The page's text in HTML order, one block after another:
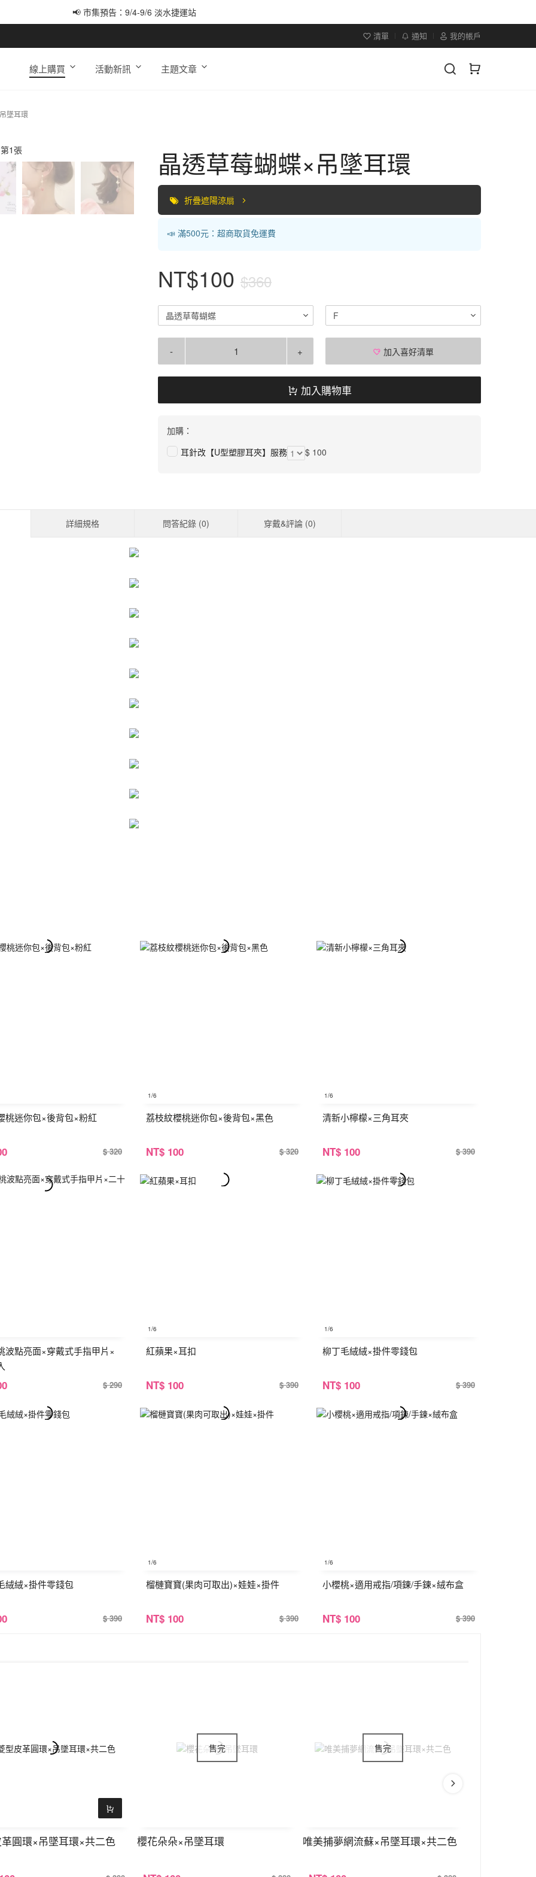
📢 市集預告：9/4-9/6 淡水捷運站
清單 通知 我的帳戶
線上購買 活動新訊 主題文章
墜耳環
晶透草莓蝴蝶×吊墜耳環
折疊遮陽涼扇
📣 滿500元：超商取貨免運費
NT$100 $360
晶透草莓蝴蝶 F
- + 加入喜好清單
加入購物車
加購：
耳針改【U型塑膠耳夾】服務
$ 100
詳細規格 問答紀錄 (0) 穿戴&評論 (0)
桃迷你包×後背包×粉紅
$ 320
1/6
荔枝紋櫻桃迷你包×後背包×黑色
NT$ 100 $ 320
1/6
清新小檸檬×三角耳夾
NT$ 100 $ 390
波點亮面×穿戴式手指甲片×
$ 290
1/6
紅蘋果×耳扣
NT$ 100 $ 390
1/6
柳丁毛絨絨×掛件零錢包
NT$ 100 $ 390
絨絨×掛件零錢包
$ 390
1/6
榴槤寶寶(果肉可取出)×娃娃×掛件
NT$ 100 $ 390
1/6
小櫻桃×適用戒指/項鍊/手鍊×絨布盒
NT$ 100 $ 390
圓環×吊墜耳環×共二色 櫻花朵朵×吊墜耳環 唯美捕夢網流蘇×吊墜耳環×共二色